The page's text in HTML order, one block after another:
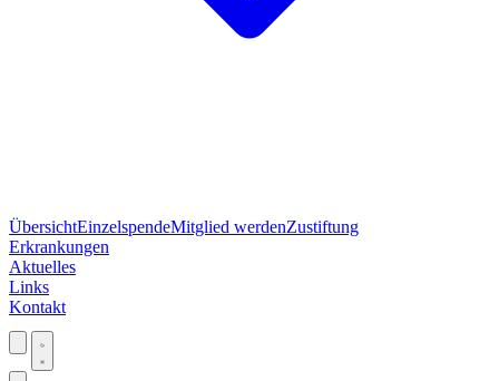
ÜbersichtEinzelspendeMitglied werdenZustiftung
Erkrankungen
Aktuelles
Links
Kontakt